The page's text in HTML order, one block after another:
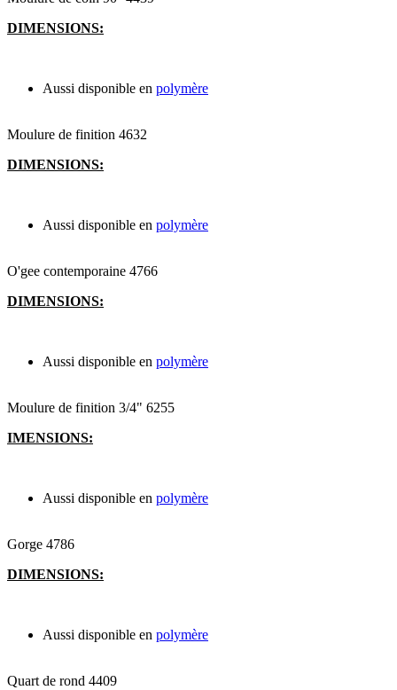
DIMENSIONS:
Aussi disponible en polymère
Moulure de finition 4632
DIMENSIONS:
Aussi disponible en polymère
O'gee contemporaine 4766
DIMENSIONS:
Aussi disponible en polymère
Moulure de finition 3/4" 6255
IMENSIONS:
Aussi disponible en polymère
Gorge 4786
DIMENSIONS:
Aussi disponible en polymère
Quart de rond 4409